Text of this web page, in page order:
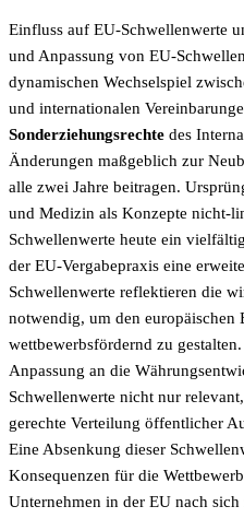
Einfluss auf EU-Schwellenwerte
und Anpassung von EU-
dynamischen Wechselspiel
und internationalen
Sonderziehungsrechte des
Änderungen maßgeblich zur
alle zwei Jahre beitragen.
und Medizin als Konzepte nicht-
Schwellenwerte heute ein
der EU-Vergabepraxis eine
Schwellenwerte reflektieren die
notwendig, um den
wettbewerbsfördernd zu
Anpassung an die
Schwellenwerte nicht nur
gerechte Verteilung öffentlicher
Eine Absenkung dieser
Konsequenzen für die
Unternehmen in der EU nach